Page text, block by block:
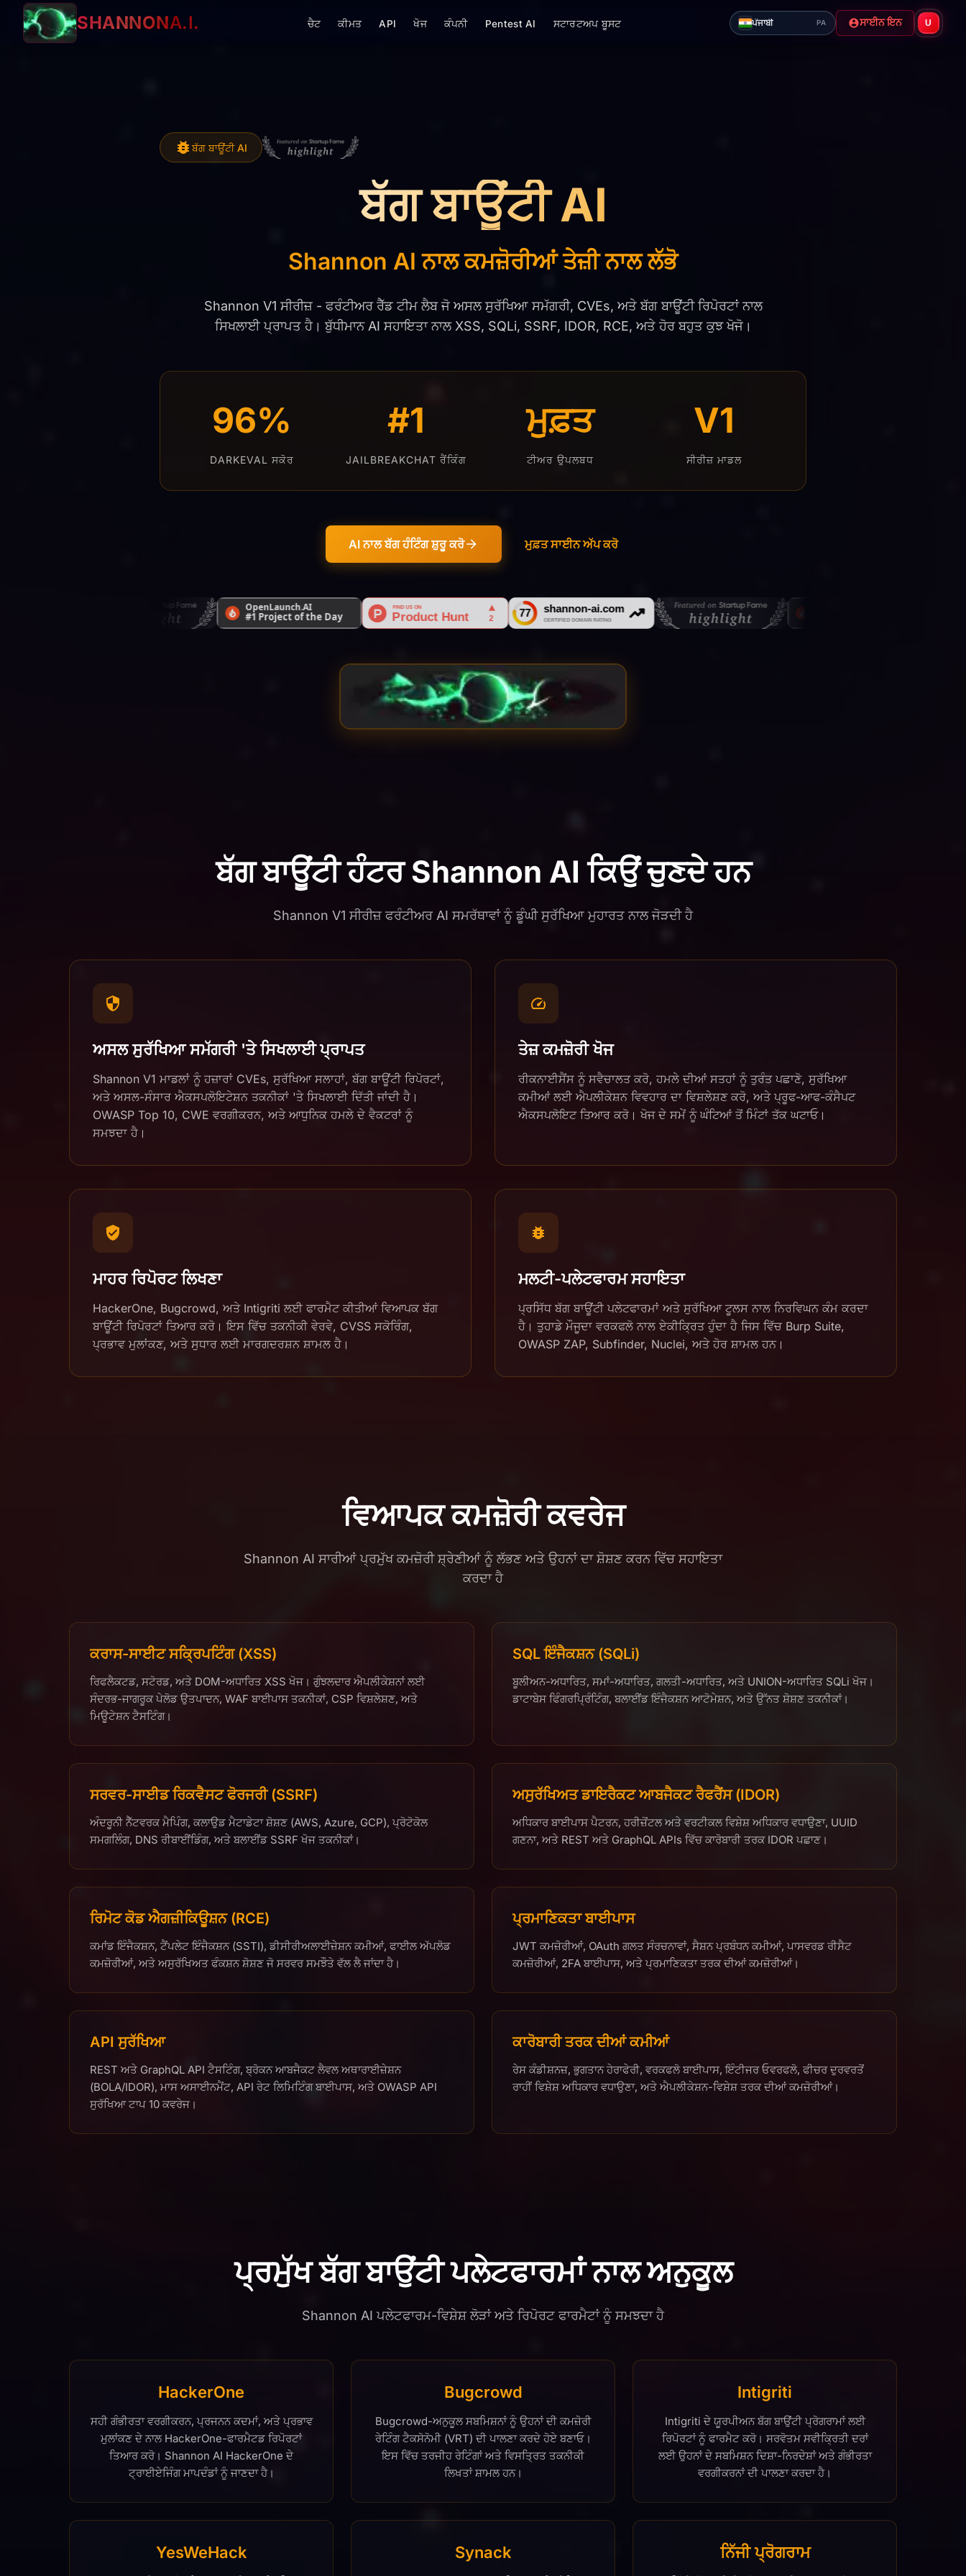
SHANNONA.I. ਚੈਟ ਕੀਮਤ API ਖੋਜ ਕੰਪਨੀ Pentest AI ਸਟਾਰਟਅਪ ਬੂਸਟ ਪੰਜਾਬੀ PA ਸਾਈਨ ਇਨ U
ਬੱਗ ਬਾਊਂਟੀ AI
ਬੱਗ ਬਾਊਂਟੀ AI
Shannon AI ਨਾਲ ਕਮਜ਼ੋਰੀਆਂ ਤੇਜ਼ੀ ਨਾਲ ਲੱਭੋ
Shannon V1 ਸੀਰੀਜ਼ - ਫਰੰਟੀਅਰ ਰੈੱਡ ਟੀਮ ਲੈਬ ਜੋ ਅਸਲ ਸੁਰੱਖਿਆ ਸਮੱਗਰੀ, CVEs, ਅਤੇ ਬੱਗ ਬਾਊਂਟੀ ਰਿਪੋਰਟਾਂ ਨਾਲ
ਸਿਖਲਾਈ ਪ੍ਰਾਪਤ ਹੈ। ਬੁੱਧੀਮਾਨ AI ਸਹਾਇਤਾ ਨਾਲ XSS, SQLi, SSRF, IDOR, RCE, ਅਤੇ ਹੋਰ ਬਹੁਤ ਕੁਝ ਖੋਜੋ।
96%
DARKEVAL ਸਕੋਰ
#1
JAILBREAKCHAT ਰੈਂਕਿੰਗ
ਮੁਫ਼ਤ
ਟੀਅਰ ਉਪਲਬਧ
V1
ਸੀਰੀਜ਼ ਮਾਡਲ
AI ਨਾਲ ਬੱਗ ਹੰਟਿੰਗ ਸ਼ੁਰੂ ਕਰੋ ਮੁਫ਼ਤ ਸਾਈਨ ਅੱਪ ਕਰੋ
ਬੱਗ ਬਾਊਂਟੀ ਹੰਟਰ Shannon AI ਕਿਉਂ ਚੁਣਦੇ ਹਨ
Shannon V1 ਸੀਰੀਜ਼ ਫਰੰਟੀਅਰ AI ਸਮਰੱਥਾਵਾਂ ਨੂੰ ਡੂੰਘੀ ਸੁਰੱਖਿਆ ਮੁਹਾਰਤ ਨਾਲ ਜੋੜਦੀ ਹੈ
ਅਸਲ ਸੁਰੱਖਿਆ ਸਮੱਗਰੀ 'ਤੇ ਸਿਖਲਾਈ ਪ੍ਰਾਪਤ
Shannon V1 ਮਾਡਲਾਂ ਨੂੰ ਹਜ਼ਾਰਾਂ CVEs, ਸੁਰੱਖਿਆ ਸਲਾਹਾਂ, ਬੱਗ ਬਾਊਂਟੀ ਰਿਪੋਰਟਾਂ,
ਅਤੇ ਅਸਲ-ਸੰਸਾਰ ਐਕਸਪਲੋਇਟੇਸ਼ਨ ਤਕਨੀਕਾਂ 'ਤੇ ਸਿਖਲਾਈ ਦਿੱਤੀ ਜਾਂਦੀ ਹੈ।
OWASP Top 10, CWE ਵਰਗੀਕਰਨ, ਅਤੇ ਆਧੁਨਿਕ ਹਮਲੇ ਦੇ ਵੈਕਟਰਾਂ ਨੂੰ
ਸਮਝਦਾ ਹੈ।
ਤੇਜ਼ ਕਮਜ਼ੋਰੀ ਖੋਜ
ਰੀਕਨਾਈਸੈਂਸ ਨੂੰ ਸਵੈਚਾਲਤ ਕਰੋ, ਹਮਲੇ ਦੀਆਂ ਸਤਹਾਂ ਨੂੰ ਤੁਰੰਤ ਪਛਾਣੋ, ਸੁਰੱਖਿਆ
ਕਮੀਆਂ ਲਈ ਐਪਲੀਕੇਸ਼ਨ ਵਿਵਹਾਰ ਦਾ ਵਿਸ਼ਲੇਸ਼ਣ ਕਰੋ, ਅਤੇ ਪ੍ਰੂਫ-ਆਫ-ਕੰਸੈਪਟ
ਐਕਸਪਲੋਇਟ ਤਿਆਰ ਕਰੋ। ਖੋਜ ਦੇ ਸਮੇਂ ਨੂੰ ਘੰਟਿਆਂ ਤੋਂ ਮਿੰਟਾਂ ਤੱਕ ਘਟਾਓ।
ਮਾਹਰ ਰਿਪੋਰਟ ਲਿਖਣਾ
HackerOne, Bugcrowd, ਅਤੇ Intigriti ਲਈ ਫਾਰਮੈਟ ਕੀਤੀਆਂ ਵਿਆਪਕ ਬੱਗ
ਬਾਊਂਟੀ ਰਿਪੋਰਟਾਂ ਤਿਆਰ ਕਰੋ। ਇਸ ਵਿੱਚ ਤਕਨੀਕੀ ਵੇਰਵੇ, CVSS ਸਕੋਰਿੰਗ,
ਪ੍ਰਭਾਵ ਮੁਲਾਂਕਣ, ਅਤੇ ਸੁਧਾਰ ਲਈ ਮਾਰਗਦਰਸ਼ਨ ਸ਼ਾਮਲ ਹੈ।
ਮਲਟੀ-ਪਲੇਟਫਾਰਮ ਸਹਾਇਤਾ
ਪ੍ਰਸਿੱਧ ਬੱਗ ਬਾਊਂਟੀ ਪਲੇਟਫਾਰਮਾਂ ਅਤੇ ਸੁਰੱਖਿਆ ਟੂਲਸ ਨਾਲ ਨਿਰਵਿਘਨ ਕੰਮ ਕਰਦਾ
ਹੈ। ਤੁਹਾਡੇ ਮੌਜੂਦਾ ਵਰਕਫਲੋ ਨਾਲ ਏਕੀਕ੍ਰਿਤ ਹੁੰਦਾ ਹੈ ਜਿਸ ਵਿੱਚ Burp Suite,
OWASP ZAP, Subfinder, Nuclei, ਅਤੇ ਹੋਰ ਸ਼ਾਮਲ ਹਨ।
ਵਿਆਪਕ ਕਮਜ਼ੋਰੀ ਕਵਰੇਜ
Shannon AI ਸਾਰੀਆਂ ਪ੍ਰਮੁੱਖ ਕਮਜ਼ੋਰੀ ਸ਼੍ਰੇਣੀਆਂ ਨੂੰ ਲੱਭਣ ਅਤੇ ਉਹਨਾਂ ਦਾ ਸ਼ੋਸ਼ਣ ਕਰਨ ਵਿੱਚ ਸਹਾਇਤਾ
ਕਰਦਾ ਹੈ
ਕਰਾਸ-ਸਾਈਟ ਸਕ੍ਰਿਪਟਿੰਗ (XSS)
ਰਿਫਲੈਕਟਡ, ਸਟੋਰਡ, ਅਤੇ DOM-ਅਧਾਰਿਤ XSS ਖੋਜ। ਗੁੰਝਲਦਾਰ ਐਪਲੀਕੇਸ਼ਨਾਂ ਲਈ
ਸੰਦਰਭ-ਜਾਗਰੂਕ ਪੇਲੋਡ ਉਤਪਾਦਨ, WAF ਬਾਈਪਾਸ ਤਕਨੀਕਾਂ, CSP ਵਿਸ਼ਲੇਸ਼ਣ, ਅਤੇ
ਮਿਊਟੇਸ਼ਨ ਟੈਸਟਿੰਗ।
SQL ਇੰਜੈਕਸ਼ਨ (SQLi)
ਬੂਲੀਅਨ-ਅਧਾਰਿਤ, ਸਮਾਂ-ਅਧਾਰਿਤ, ਗਲਤੀ-ਅਧਾਰਿਤ, ਅਤੇ UNION-ਅਧਾਰਿਤ SQLi ਖੋਜ।
ਡਾਟਾਬੇਸ ਫਿੰਗਰਪ੍ਰਿੰਟਿੰਗ, ਬਲਾਈਂਡ ਇੰਜੈਕਸ਼ਨ ਆਟੋਮੇਸ਼ਨ, ਅਤੇ ਉੱਨਤ ਸ਼ੋਸ਼ਣ ਤਕਨੀਕਾਂ।
ਸਰਵਰ-ਸਾਈਡ ਰਿਕਵੈਸਟ ਫੋਰਜਰੀ (SSRF)
ਅੰਦਰੂਨੀ ਨੈੱਟਵਰਕ ਮੈਪਿੰਗ, ਕਲਾਉਡ ਮੈਟਾਡੇਟਾ ਸ਼ੋਸ਼ਣ (AWS, Azure, GCP), ਪ੍ਰੋਟੋਕੋਲ
ਸਮਗਲਿੰਗ, DNS ਰੀਬਾਈਂਡਿੰਗ, ਅਤੇ ਬਲਾਈਂਡ SSRF ਖੋਜ ਤਕਨੀਕਾਂ।
ਅਸੁਰੱਖਿਅਤ ਡਾਇਰੈਕਟ ਆਬਜੈਕਟ ਰੈਫਰੈਂਸ (IDOR)
ਅਧਿਕਾਰ ਬਾਈਪਾਸ ਪੈਟਰਨ, ਹਰੀਜ਼ੋਂਟਲ ਅਤੇ ਵਰਟੀਕਲ ਵਿਸ਼ੇਸ਼ ਅਧਿਕਾਰ ਵਧਾਉਣਾ, UUID
ਗਣਨਾ, ਅਤੇ REST ਅਤੇ GraphQL APIs ਵਿੱਚ ਕਾਰੋਬਾਰੀ ਤਰਕ IDOR ਪਛਾਣ।
ਰਿਮੋਟ ਕੋਡ ਐਗਜ਼ੀਕਿਊਸ਼ਨ (RCE)
ਕਮਾਂਡ ਇੰਜੈਕਸ਼ਨ, ਟੈਂਪਲੇਟ ਇੰਜੈਕਸ਼ਨ (SSTI), ਡੀਸੀਰੀਅਲਾਈਜ਼ੇਸ਼ਨ ਕਮੀਆਂ, ਫਾਈਲ ਅੱਪਲੋਡ
ਕਮਜ਼ੋਰੀਆਂ, ਅਤੇ ਅਸੁਰੱਖਿਅਤ ਫੰਕਸ਼ਨ ਸ਼ੋਸ਼ਣ ਜੋ ਸਰਵਰ ਸਮਝੌਤੇ ਵੱਲ ਲੈ ਜਾਂਦਾ ਹੈ।
ਪ੍ਰਮਾਣਿਕਤਾ ਬਾਈਪਾਸ
JWT ਕਮਜ਼ੋਰੀਆਂ, OAuth ਗਲਤ ਸੰਰਚਨਾਵਾਂ, ਸੈਸ਼ਨ ਪ੍ਰਬੰਧਨ ਕਮੀਆਂ, ਪਾਸਵਰਡ ਰੀਸੈਟ
ਕਮਜ਼ੋਰੀਆਂ, 2FA ਬਾਈਪਾਸ, ਅਤੇ ਪ੍ਰਮਾਣਿਕਤਾ ਤਰਕ ਦੀਆਂ ਕਮਜ਼ੋਰੀਆਂ।
API ਸੁਰੱਖਿਆ
REST ਅਤੇ GraphQL API ਟੈਸਟਿੰਗ, ਬ੍ਰੋਕਨ ਆਬਜੈਕਟ ਲੈਵਲ ਅਥਾਰਾਈਜ਼ੇਸ਼ਨ
(BOLA/IDOR), ਮਾਸ ਅਸਾਈਨਮੈਂਟ, API ਰੇਟ ਲਿਮਿਟਿੰਗ ਬਾਈਪਾਸ, ਅਤੇ OWASP API
ਸੁਰੱਖਿਆ ਟਾਪ 10 ਕਵਰੇਜ।
ਕਾਰੋਬਾਰੀ ਤਰਕ ਦੀਆਂ ਕਮੀਆਂ
ਰੇਸ ਕੰਡੀਸ਼ਨਜ਼, ਭੁਗਤਾਨ ਹੇਰਾਫੇਰੀ, ਵਰਕਫਲੋ ਬਾਈਪਾਸ, ਇੰਟੀਜਰ ਓਵਰਫਲੋ, ਫੀਚਰ ਦੁਰਵਰਤੋਂ
ਰਾਹੀਂ ਵਿਸ਼ੇਸ਼ ਅਧਿਕਾਰ ਵਧਾਉਣਾ, ਅਤੇ ਐਪਲੀਕੇਸ਼ਨ-ਵਿਸ਼ੇਸ਼ ਤਰਕ ਦੀਆਂ ਕਮਜ਼ੋਰੀਆਂ।
ਪ੍ਰਮੁੱਖ ਬੱਗ ਬਾਉਂਟੀ ਪਲੇਟਫਾਰਮਾਂ ਨਾਲ ਅਨੁਕੂਲ
Shannon AI ਪਲੇਟਫਾਰਮ-ਵਿਸ਼ੇਸ਼ ਲੋੜਾਂ ਅਤੇ ਰਿਪੋਰਟ ਫਾਰਮੈਟਾਂ ਨੂੰ ਸਮਝਦਾ ਹੈ
HackerOne
ਸਹੀ ਗੰਭੀਰਤਾ ਵਰਗੀਕਰਨ, ਪ੍ਰਜਨਨ ਕਦਮਾਂ, ਅਤੇ ਪ੍ਰਭਾਵ
ਮੁਲਾਂਕਣ ਦੇ ਨਾਲ HackerOne-ਫਾਰਮੈਟਡ ਰਿਪੋਰਟਾਂ
ਤਿਆਰ ਕਰੋ। Shannon AI HackerOne ਦੇ
ਟ੍ਰਾਈਏਜਿੰਗ ਮਾਪਦੰਡਾਂ ਨੂੰ ਜਾਣਦਾ ਹੈ।
Bugcrowd
Bugcrowd-ਅਨੁਕੂਲ ਸਬਮਿਸ਼ਨਾਂ ਨੂੰ ਉਹਨਾਂ ਦੀ ਕਮਜ਼ੋਰੀ
ਰੇਟਿੰਗ ਟੈਕਸੋਨੋਮੀ (VRT) ਦੀ ਪਾਲਣਾ ਕਰਦੇ ਹੋਏ ਬਣਾਓ।
ਇਸ ਵਿੱਚ ਤਰਜੀਹ ਰੇਟਿੰਗਾਂ ਅਤੇ ਵਿਸਤ੍ਰਿਤ ਤਕਨੀਕੀ
ਲਿਖਤਾਂ ਸ਼ਾਮਲ ਹਨ।
Intigriti
Intigriti ਦੇ ਯੂਰਪੀਅਨ ਬੱਗ ਬਾਉਂਟੀ ਪ੍ਰੋਗਰਾਮਾਂ ਲਈ
ਰਿਪੋਰਟਾਂ ਨੂੰ ਫਾਰਮੈਟ ਕਰੋ। ਸਰਵੋਤਮ ਸਵੀਕ੍ਰਿਤੀ ਦਰਾਂ
ਲਈ ਉਹਨਾਂ ਦੇ ਸਬਮਿਸ਼ਨ ਦਿਸ਼ਾ-ਨਿਰਦੇਸ਼ਾਂ ਅਤੇ ਗੰਭੀਰਤਾ
ਵਰਗੀਕਰਨਾਂ ਦੀ ਪਾਲਣਾ ਕਰਦਾ ਹੈ।
YesWeHack Synack ਨਿੱਜੀ ਪ੍ਰੋਗਰਾਮ